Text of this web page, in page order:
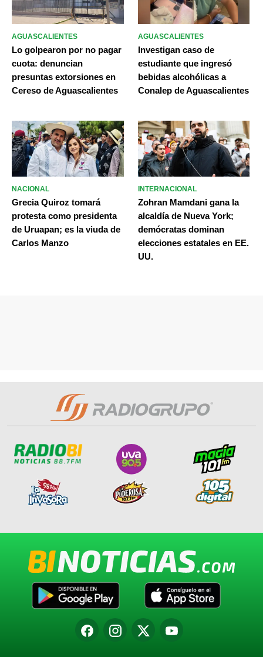
AGUASCALIENTES
Lo golpearon por no pagar
cuota: denuncian
presuntas extorsiones en
Cereso de Aguascalientes
AGUASCALIENTES
Investigan caso de
estudiante que ingresó
bebidas alcohólicas a
Conalep de Aguascalientes
NACIONAL
Grecia Quiroz tomará
protesta como presidenta
de Uruapan; es la viuda de
Carlos Manzo
INTERNACIONAL
Zohran Mamdani gana la
alcaldía de Nueva York;
demócratas dominan
elecciones estatales en EE.
UU.